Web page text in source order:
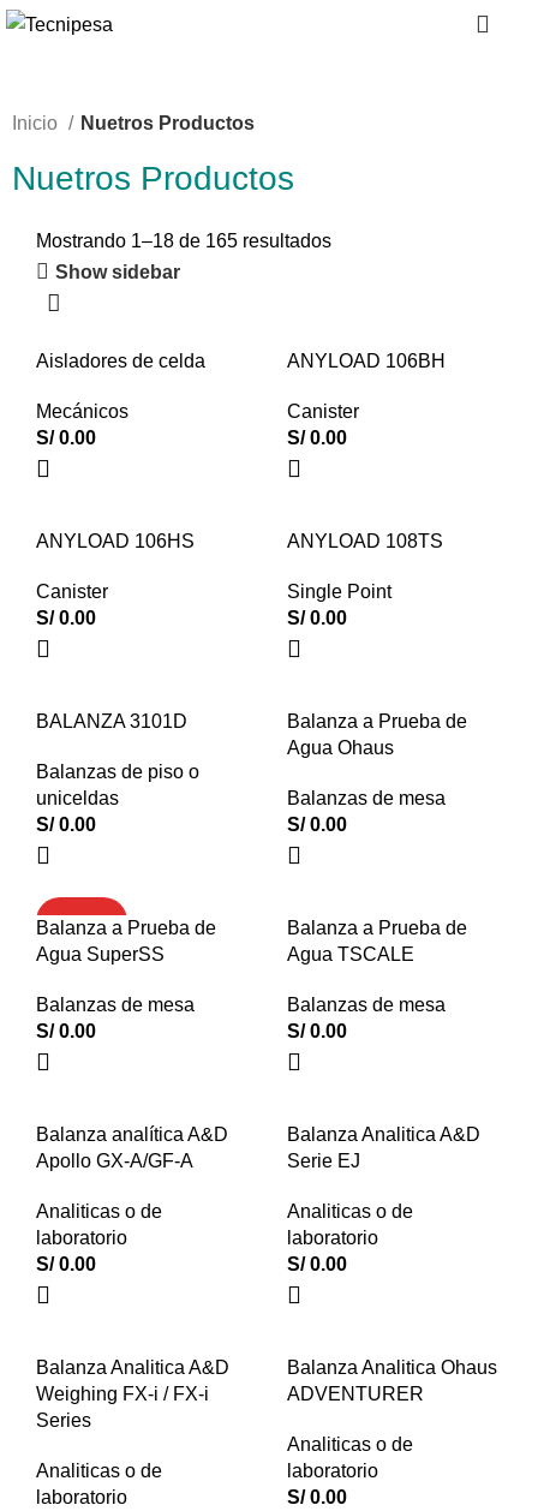
Inicio Nuetros Productos
Nuetros Productos
Mostrando 1–18 de 165 resultados
Show sidebar
Aisladores de celda
Mecánicos
S/0.00
ANYLOAD 106BH
Canister
S/0.00
ANYLOAD 106HS
Canister
S/0.00
ANYLOAD 108TS
Single Point
S/0.00
BALANZA 3101D
Balanzas de piso o
uniceldas
S/0.00
Balanza a Prueba de
Agua Ohaus
Balanzas de mesa
S/0.00
DESTACADO
Balanza a Prueba de
Agua SuperSS
Balanzas de mesa
S/0.00
Balanza a Prueba de
Agua TSCALE
Balanzas de mesa
S/0.00
Balanza analítica A&D
Apollo GX-A/GF-A
Analiticas o de
laboratorio
S/0.00
Balanza Analitica A&D
Serie EJ
Analiticas o de
laboratorio
S/0.00
Balanza Analitica A&D
Weighing FX-i / FX-i
Series
Analiticas o de
laboratorio
Balanza Analitica Ohaus
ADVENTURER
Analiticas o de
laboratorio
S/0.00